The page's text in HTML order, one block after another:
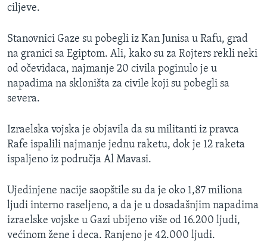
ciljeve.
Stanovnici Gaze su pobegli iz Kan Junisa u Rafu, grad
na granici sa Egiptom. Ali, kako su za Rojters rekli neki
od očevidaca, najmanje 20 civila poginulo je u
napadima na skloništa za civile koji su pobegli sa
severa.
Izraelska vojska je objavila da su militanti iz pravca
Rafe ispalili najmanje jednu raketu, dok je 12 raketa
ispaljeno iz područja Al Mavasi.
Ujedinjene nacije saopštile su da je oko 1,87 miliona
ljudi interno raseljeno, a da je u dosadašnjim napadima
izraelske vojske u Gazi ubijeno više od 16.200 ljudi,
većinom žene i deca. Ranjeno je 42.000 ljudi.